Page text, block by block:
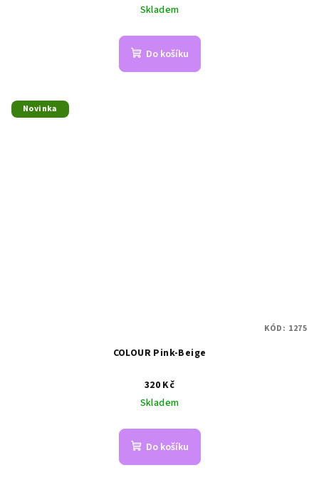
Skladem
Do košíku
Novinka
COLOUR Pink-Beige
320 Kč
Skladem
Do košíku
KÓD: 1275